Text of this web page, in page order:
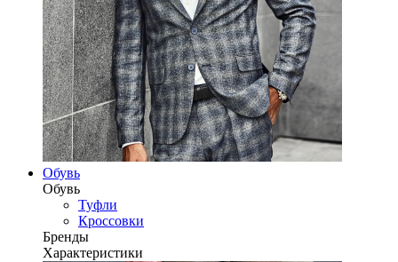
Обувь
Обувь
Туфли
Кроссовки
Бренды
Характеристики